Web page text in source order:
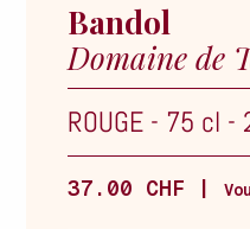
Bandol
Domaine de
ROUGE - 75 cl -
37.00 CHF |